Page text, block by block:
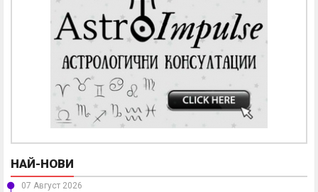
НАЙ-НОВИ
07 Август 2026